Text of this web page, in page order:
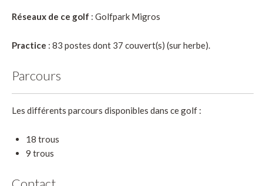
Réseaux de ce golf : Golfpark Migros
Practice : 83 postes dont 37 couvert(s) (sur herbe).
Parcours
Les différents parcours disponibles dans ce golf :
18 trous
9 trous